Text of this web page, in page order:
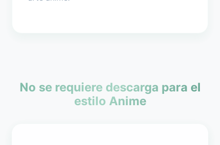
No se requiere descarga para el
estilo Anime